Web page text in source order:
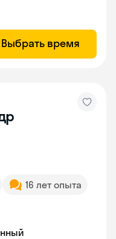
Выбрать время
16 лет опыта